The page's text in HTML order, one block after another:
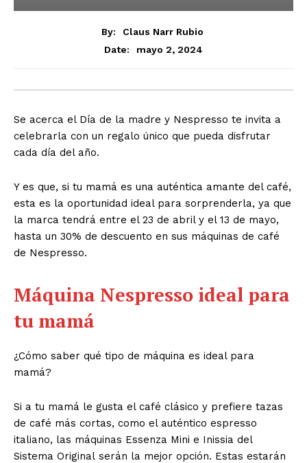
By:
Claus Narr Rubio
Date:
mayo 2, 2024
Se acerca el Día de la madre y Nespresso te invita a
celebrarla con un regalo único que pueda disfrutar
cada día del año.
Y es que, si tu mamá es una auténtica amante del café,
esta es la oportunidad ideal para sorprenderla, ya que
la marca tendrá entre el 23 de abril y el 13 de mayo,
hasta un 30% de descuento en sus máquinas de café
de Nespresso.
Máquina Nespresso ideal para
tu mamá
¿Cómo saber qué tipo de máquina es ideal para
mamá?
Si a tu mamá le gusta el café clásico y prefiere tazas
de café más cortas, como el auténtico espresso
italiano, las máquinas Essenza Mini e Inissia del
Sistema Original serán la mejor opción. Estas estarán